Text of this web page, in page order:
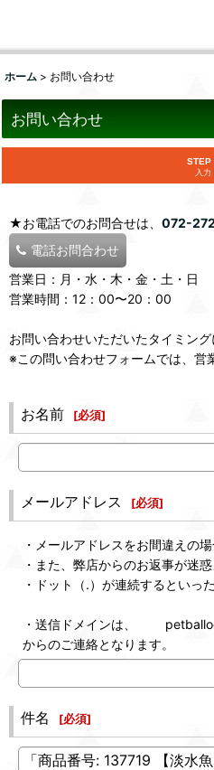
ホーム > お問い合わせ
お問い合わせ
STEP
入力
★お電話でのお問合せは、 072-
電話お問合わせ
営業日：月・水・木・金・土・日
営業時間：12：00〜20：00
お問い合わせいただいたタイミン
※この問い合わせフォームでは、営
お名前 [必須]
メールアドレス [必須]
・メールアドレスをお間違えの
・また、弊店からのお返事が迷
・ドット（.）が連続するといっ
・送信ドメインは、
からのご連絡となります。
件名 [必須]